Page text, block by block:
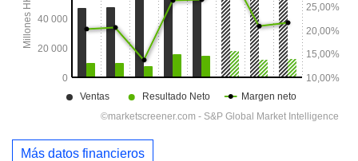
Más datos financieros